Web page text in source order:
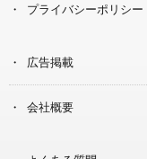
プライバシーポリシー
広告掲載
会社概要